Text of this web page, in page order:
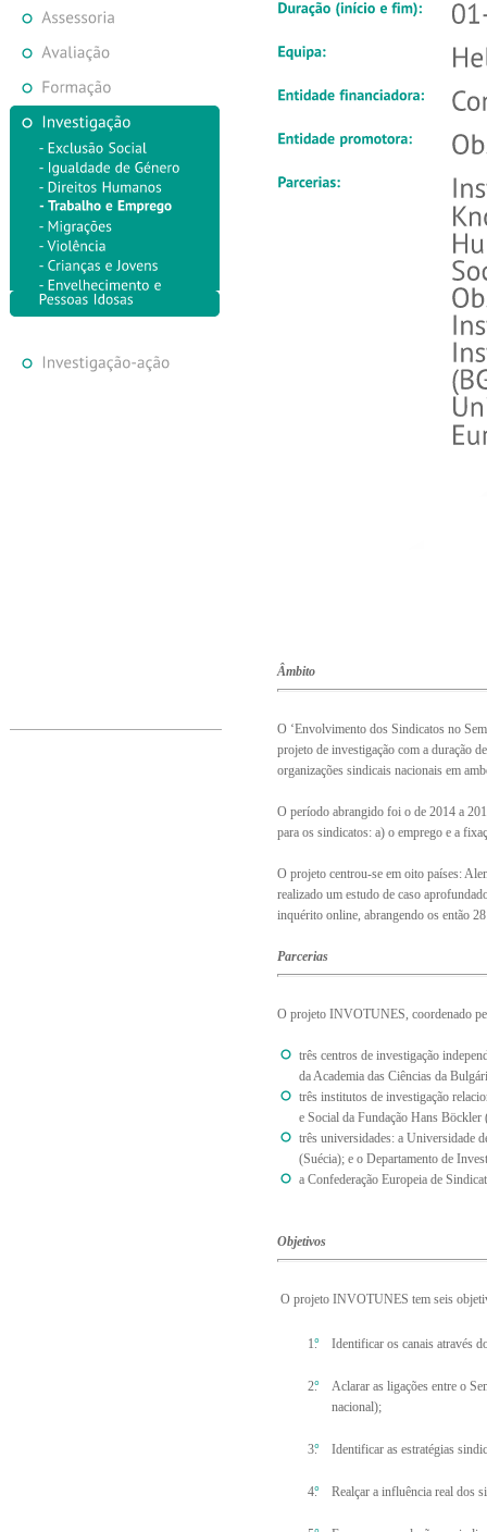
Âmbito
O ‘Envolvimento dos Sindicatos no
projeto de investigação com a duração
organizações sindicais nacionais em
O período abrangido foi o de 2014 a
para os sindicatos: a) o emprego e a
O projeto centrou-se em oito países:
realizado um estudo de caso
inquérito online, abrangendo os então
Parcerias
O projeto INVOTUNES, coordenado
três centros de investigação
da Academia das Ciências da
três institutos de investigação
e Social da Fundação Hans
três universidades: a Universidade
(Suécia); e o Departamento de
a Confederação Europeia de
Objetivos
O projeto INVOTUNES tem seis
Identificar os canais através
Aclarar as ligações entre o
nacional);
Identificar as estratégias
Realçar a influência real dos